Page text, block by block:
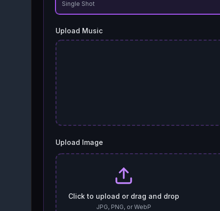
Single Shot
Upload Music
Upload Image
Click to upload or drag and drop
JPG, PNG, or WebP